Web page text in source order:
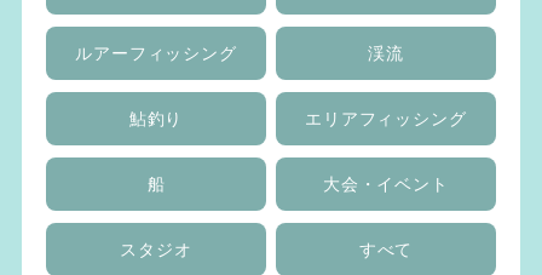
ルアーフィッシング 渓流
鮎釣り エリアフィッシング
船 大会・イベント
スタジオ すべて